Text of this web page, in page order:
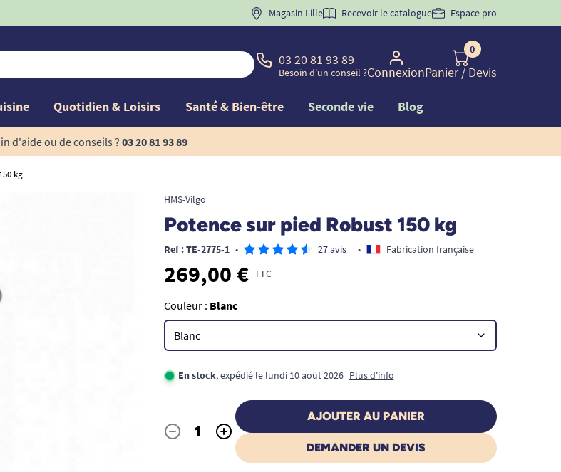
BIENVENUE" pourla 1ère commande d'incontinence
Magasin Lille Recevoir le catalogue Espace pro
03 20 81 93 89
Besoin d'un conseil ?Connexion
0
Panier/ Devis
Quotidien & Loisirs Santé & Bien-être Seconde vie Blog
d'aide ou de conseils ?03 20 81 93 89
kg
HMS-Vilgo
Potence sur pied Robust 150 kg
Ref : TE-2775-1 • 27 avis • Fabrication française
269,00 € TTC
Couleur : Blanc
En stock, expédié le lundi 10 août 2026 Plus d'info
Quantité
- +
AJOUTER AU PANIER
DEMANDER UN DEVIS